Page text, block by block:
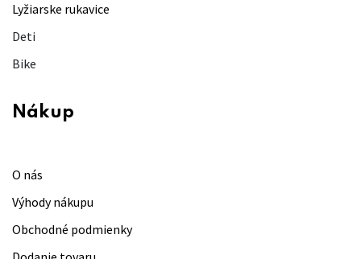
Lyžiarske rukavice
Deti
Bike
Nákup
O nás
Výhody nákupu
Obchodné podmienky